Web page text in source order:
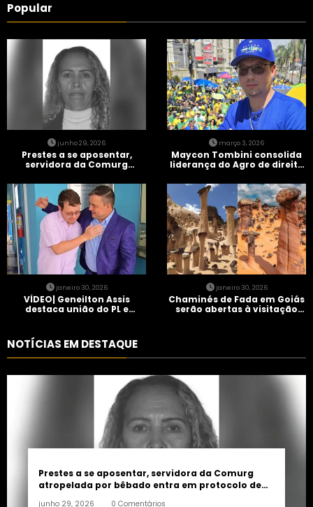
Popular
junho 29, 2026
Prestes a se aposentar,
servidora da Comurg
entra em protocolo de
morte encefálica
março 3, 2026
Maycon Tombini consolida
liderança do Agro de direita
Brasil” em Goiânia
janeiro 30, 2026
VÍDEO| Geneilton Assis
destaca união do PL e
janeiro 30, 2026
Chaminés de Fada em Goiás
serão abertas à visitação
NOTÍCIAS EM DESTAQUE
Prestes a se aposentar, servidora da Comurg
atropelada por bêbado entra em protocolo de
junho 29, 2026 0 Comentários